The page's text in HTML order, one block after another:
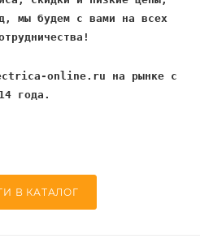
мы будем с вами на всех
online.ru на рынке с
года.
В КАТАЛОГ